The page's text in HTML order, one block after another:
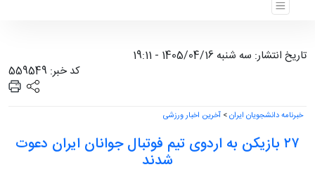
تاریخ انتشار: سه شنبه 1405/04/16 - 19:11
کد خبر: 559549
خبرنامه دانشجویان ایران> آخرین اخبار ورزشی
۲۷ بازیکن به اردوی تیم فوتبال جوانان ایران دعوت
شدند